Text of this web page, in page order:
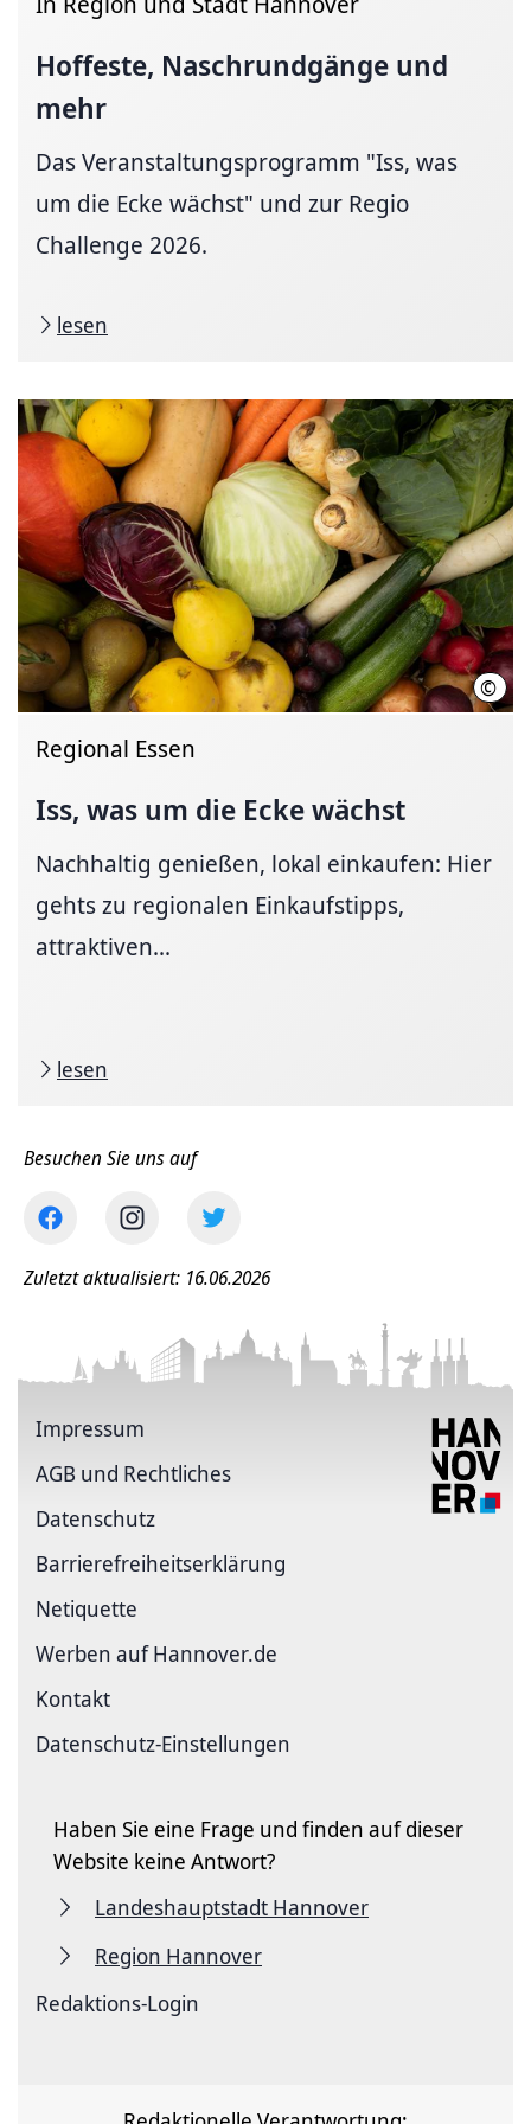
Hoffeste, Naschrundgänge und
mehr
Das Veranstaltungsprogramm "Iss, was
um die Ecke wächst" und zur Regio
Challenge 2026.
lesen
©
Regional Essen
Iss, was um die Ecke wächst
Nachhaltig genießen, lokal einkaufen: Hier
gehts zu regionalen Einkaufstipps,
attraktiven...
lesen
Besuchen Sie uns auf
Zuletzt aktualisiert: 16.06.2026
Impressum
AGB und Rechtliches
Datenschutz
Barriere­freiheits­erklärung
Netiquette
Werben auf Hannover.de
Kontakt
Datenschutz-Einstellungen
Haben Sie eine Frage und finden auf dieser
Website keine Antwort?
Landeshauptstadt Hannover
Region Hannover
Redaktions-Login